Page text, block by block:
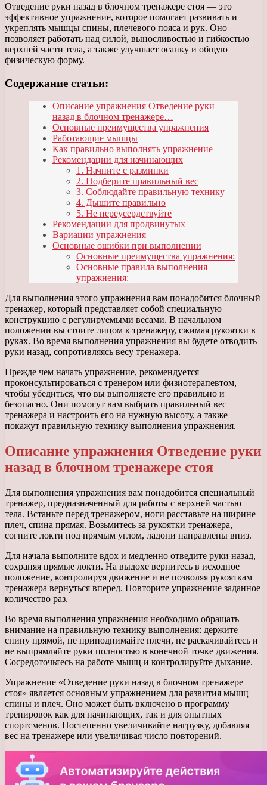
Отведение руки назад в блочном тренажере стоя — это
эффективное упражнение, которое помогает развивать и
укреплять мышцы спины, плечевого пояса и рук. Оно
позволяет работать над силой, выносливостью и гибкостью
верхней части тела, а также улучшает осанку и общую
физическую форму.
Содержание статьи:
Описание упражнения Отведение руки
назад в блочном тренажере…
Основные преимущества упражнения
Работающие мышцы
Как правильно выполнять упражнение
Рекомендации для начинающих
1. Начните с разминки
2. Подберите правильный вес
3. Соблюдайте правильную технику
4. Дышите правильно
5. Не переусердствуйте
Рекомендации для продвинутых
Вариации упражнения
Основные ошибки при выполнении
Основные преимущества упражнения:
Основные правила выполнения
упражнения:
Для выполнения этого упражнения вам понадобится блочный
тренажер, который представляет собой специальную
конструкцию с регулируемыми весами. В начальном
положении вы стоите лицом к тренажеру, сжимая рукоятки в
руках. Во время выполнения упражнения вы будете отводить
руки назад, сопротивляясь весу тренажера.
Прежде чем начать упражнение, рекомендуется
проконсультироваться с тренером или физиотерапевтом,
чтобы убедиться, что вы выполняете его правильно и
безопасно. Они помогут вам выбрать правильный вес
тренажера и настроить его на нужную высоту, а также
покажут правильную технику выполнения упражнения.
Описание упражнения Отведение руки
назад в блочном тренажере стоя
Для выполнения упражнения вам понадобится специальный
тренажер, предназначенный для работы с верхней частью
тела. Встаньте перед тренажером, ноги расставьте на ширине
плеч, спина прямая. Возьмитесь за рукоятки тренажера,
согните локти под прямым углом, ладони направлены вниз.
Для начала выполните вдох и медленно отведите руки назад,
сохраняя прямые локти. На выдохе вернитесь в исходное
положение, контролируя движение и не позволяя рукояткам
тренажера вернуться вперед. Повторите упражнение заданное
количество раз.
Во время выполнения упражнения необходимо обращать
внимание на правильную технику выполнения: держите
спину прямой, не приподнимайте плечи, не раскачивайтесь и
не выпрямляйте руки полностью в конечной точке движения.
Сосредоточьтесь на работе мышц и контролируйте дыхание.
Упражнение «Отведение руки назад в блочном тренажере
стоя» является основным упражнением для развития мышц
спины и плеч. Оно может быть включено в программу
тренировок как для начинающих, так и для опытных
спортсменов. Постепенно увеличивайте нагрузку, добавляя
вес на тренажере или увеличивая число повторений.